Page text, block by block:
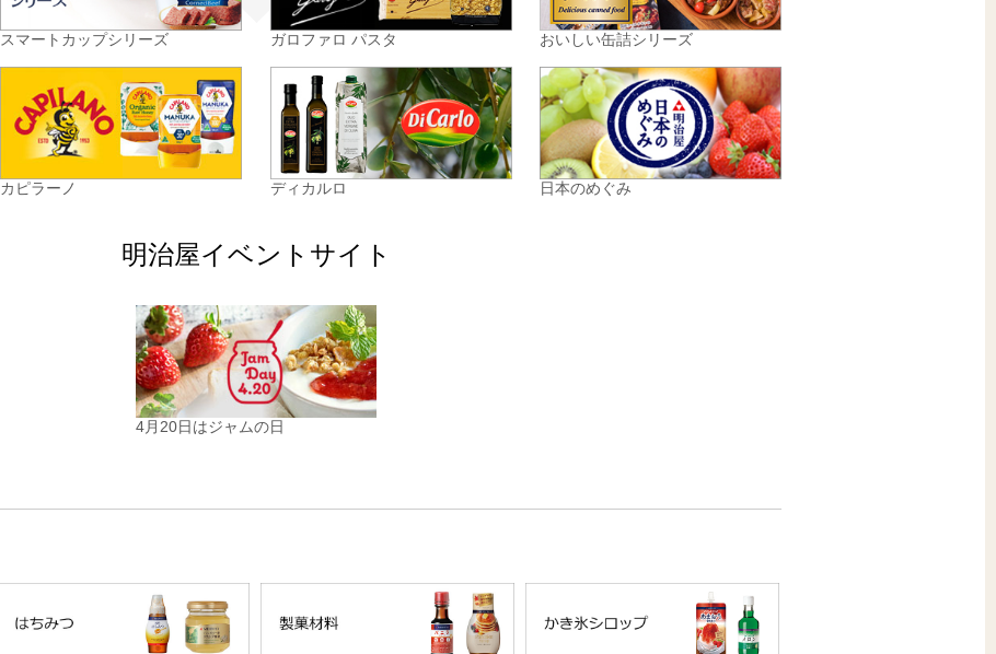
スマートカップシリーズ ガロファロ パスタ おいしい缶詰シリーズ
カピラーノ ディカルロ 日本のめぐみ
明治屋イベントサイト
4月20日はジャムの日